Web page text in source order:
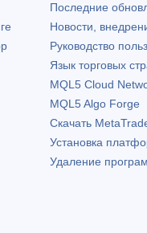
Последние
Новости,
Руководство
Язык торговых
MQL5 Cloud
MQL5 Algo Forge
Скачать
Установка
Удаление